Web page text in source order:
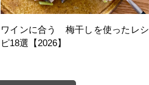
ワインに合う 梅干しを使ったレシ
ピ18選【2026】